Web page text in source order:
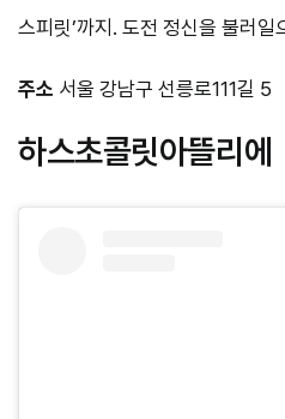
스피릿’까지. 도전 정신을 불러
주소 서울 강남구 선릉로111길 5
하스초콜릿아뜰리에